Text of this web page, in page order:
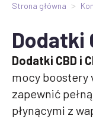
Strona główna
Dodatki
Dodatki CBD i
mocy boostery
zapewnić
płynącymi z